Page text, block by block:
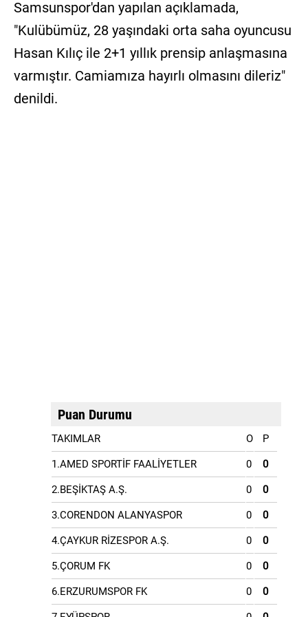
Samsunspor'dan yapılan açıklamada,
"Kulübümüz, 28 yaşındaki orta saha oyuncusu
Hasan Kılıç ile 2+1 yıllık prensip anlaşmasına
varmıştır. Camiamıza hayırlı olmasını dileriz"
denildi.
Puan Durumu
TAKIMLAR O P
1.AMED SPORTİF FAALİYETLER 0 0
2.BEŞİKTAŞ A.Ş. 0 0
3.CORENDON ALANYASPOR 0 0
4.ÇAYKUR RİZESPOR A.Ş. 0 0
5.ÇORUM FK 0 0
6.ERZURUMSPOR FK 0 0